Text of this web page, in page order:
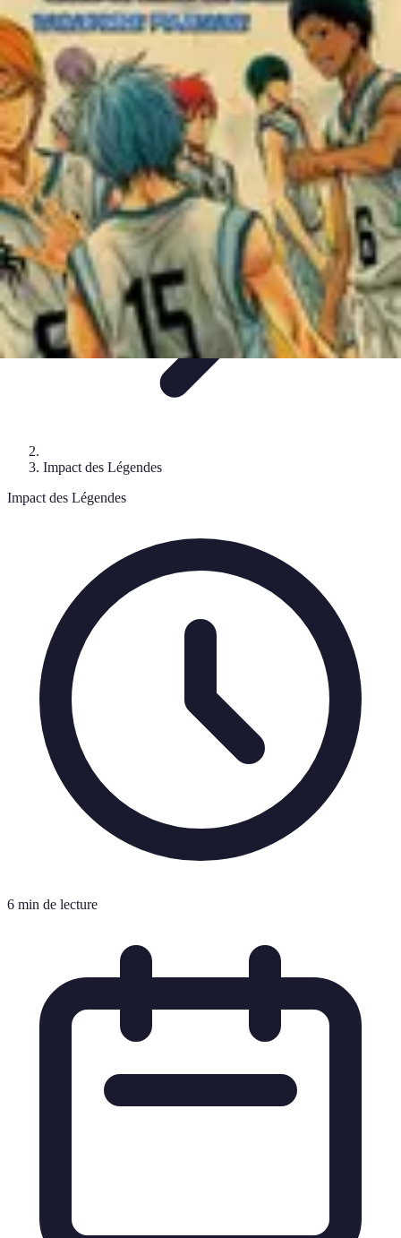
Legends Basket
Histoire des LégendesStratégie et Techniques
Légendes du
Basket
Records et Performances
Legends Basket
Impact des Légendes
Impact des Légendes
6 min de lecture